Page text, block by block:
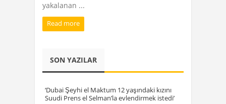
yakalanan ...
Read more
SON YAZILAR
‘Dubai Şeyhi el Maktum 12 yaşındaki kızını
Suudi Prens el Selman’la evlendirmek istedi’